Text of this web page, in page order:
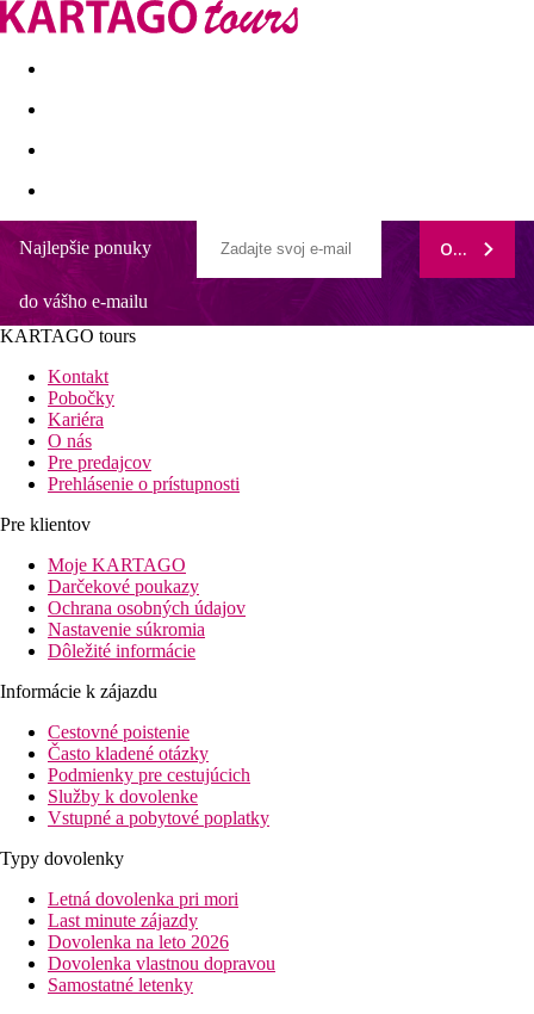
Last minute Dovolenkové kluby
Najlepšie ponuky
do vášho e-mailu
ODOBERAŤ
KARTAGO tours
Kontakt
Pobočky
Kariéra
O nás
Pre predajcov
Prehlásenie o prístupnosti
Pre klientov
Moje KARTAGO
Darčekové poukazy
Ochrana osobných údajov
Nastavenie súkromia
Dôležité informácie
Informácie k zájazdu
Cestovné poistenie
Často kladené otázky
Podmienky pre cestujúcich
Služby k dovolenke
Vstupné a pobytové poplatky
Typy dovolenky
Letná dovolenka pri mori
Last minute zájazdy
Dovolenka na leto 2026
Dovolenka vlastnou dopravou
Samostatné letenky